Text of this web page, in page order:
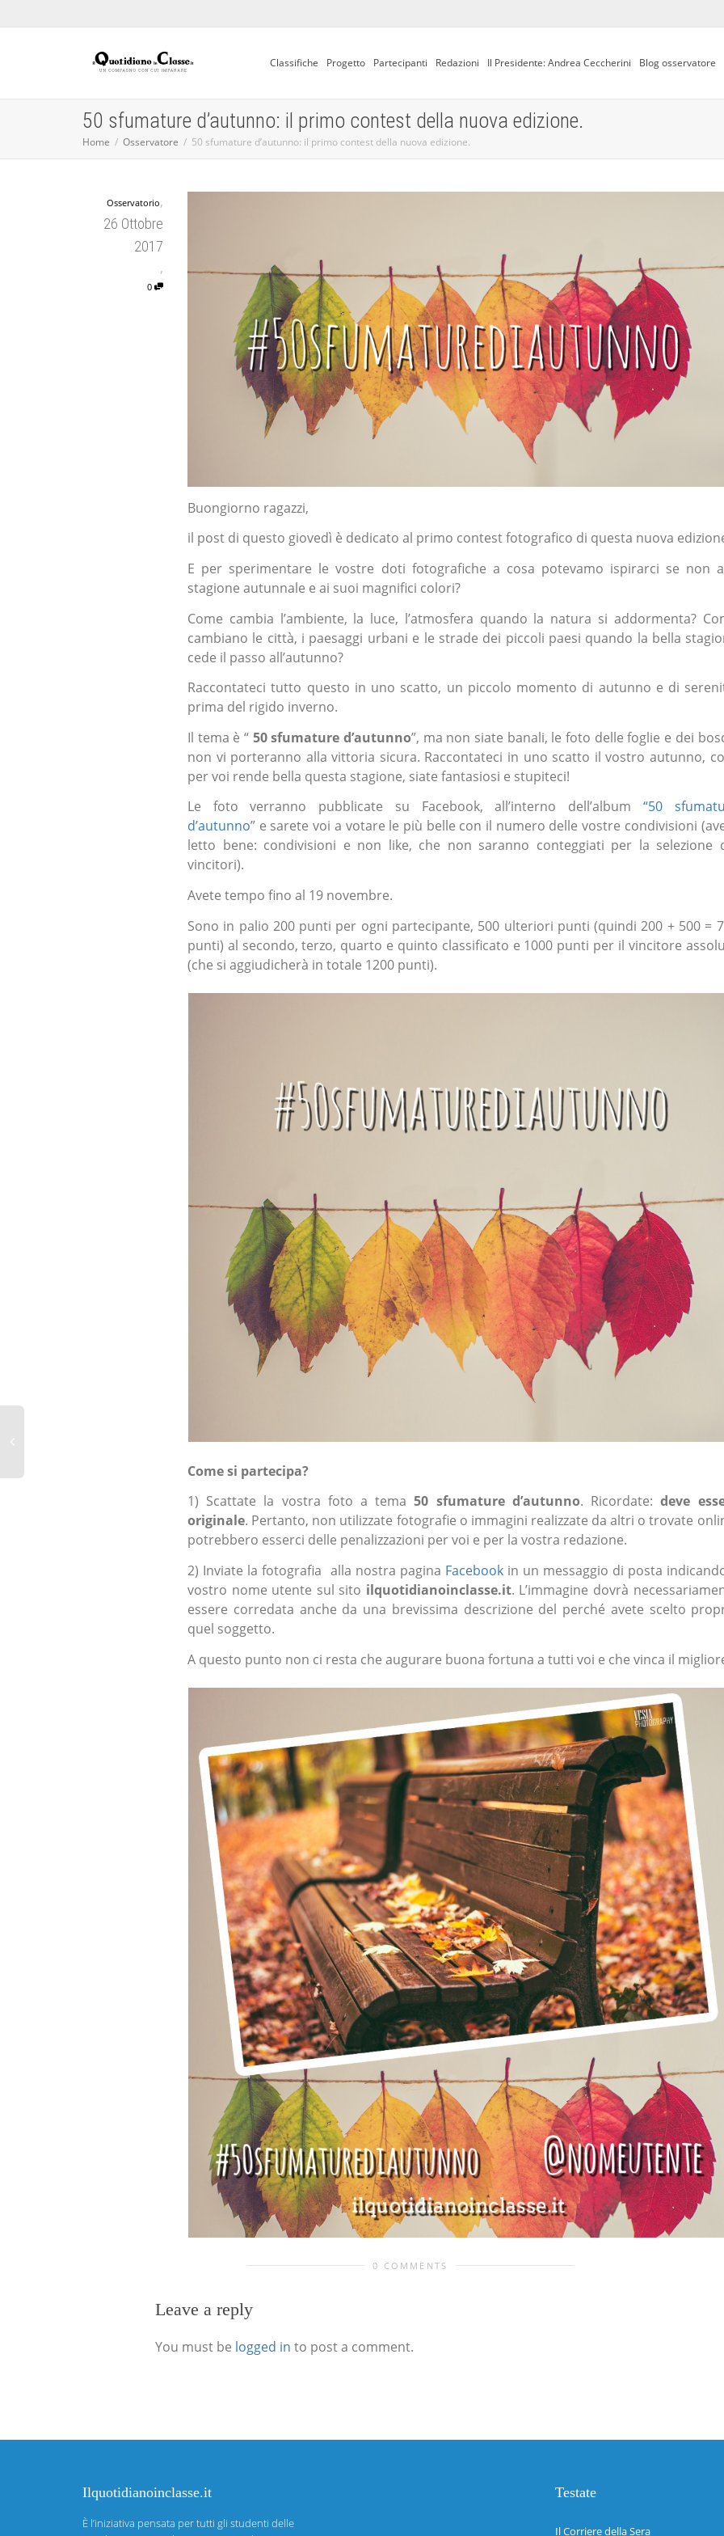
Classifiche Progetto Partecipanti Redazioni Il Presidente: Andrea Ceccherini Blog osservatore
50 sfumature d’autunno: il primo contest della nuova edizione.
Home Osservatore 50 sfumature d’autunno: il primo contest della nuova edizione.
Osservatorio,
26 Ottobre
2017
,
0
Buongiorno ragazzi,
il post di questo giovedì è dedicato al primo contest fotografico di questa nuova
E per sperimentare le vostre doti fotografiche a cosa potevamo ispirarci se non
stagione autunnale e ai suoi magnifici colori?
Come cambia l’ambiente, la luce, l’atmosfera quando la natura si addormenta?
cambiano le città, i paesaggi urbani e le strade dei piccoli paesi quando la bella
cede il passo all’autunno?
Raccontateci tutto questo in uno scatto, un piccolo momento di autunno e di
prima del rigido inverno.
Il tema è “ 50 sfumature d’autunno”, ma non siate banali, le foto delle foglie e dei
non vi porteranno alla vittoria sicura. Raccontateci in uno scatto il vostro autunno,
per voi rende bella questa stagione, siate fantasiosi e stupiteci!
Le foto verranno pubblicate su Facebook, all’interno dell’album “50
d’autunno” e sarete voi a votare le più belle con il numero delle vostre condivisioni
letto bene: condivisioni e non like, che non saranno conteggiati per la selezione
vincitori).
Avete tempo fino al 19 novembre.
Sono in palio 200 punti per ogni partecipante, 500 ulteriori punti (quindi 200 + 500 =
punti) al secondo, terzo, quarto e quinto classificato e 1000 punti per il vincitore
(che si aggiudicherà in totale 1200 punti).
Come si partecipa?
1) Scattate la vostra foto a tema50 sfumature d’autunno. Ricordate:deve
originale. Pertanto, non utilizzate fotografie o immagini realizzate da altri o trovate
potrebbero esserci delle penalizzazioni per voi e per la vostra redazione.
2) Inviate la fotografia alla nostra pagina Facebookin un messaggio di posta
vostro nome utente sul sito ilquotidianoinclasse.it. L’immagine dovrà
essere corredata anche da una brevissima descrizione del perché avete scelto
quel soggetto.
A questo punto non ci resta che augurare buona fortuna a tutti voi e che vinca il
0 COMMENTS
Leave a reply
You must be logged in to post a comment.
Ilquotidianoinclasse.it
È l’iniziativa pensata per tutti gli studenti delle
Testate
Il Corriere della Sera